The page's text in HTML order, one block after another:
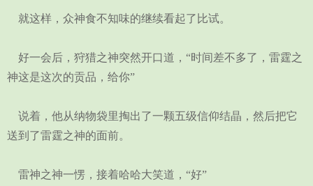
就这样，众神食不知味的继续看起了比试。
好一会后，狩猎之神突然开口道，“时间差不多了，雷霆之
神这是这次的贡品，给你”
说着，他从纳物袋里掏出了一颗五级信仰结晶，然后把它
送到了雷霆之神的面前。
雷神之神一愣，接着哈哈大笑道，“好”